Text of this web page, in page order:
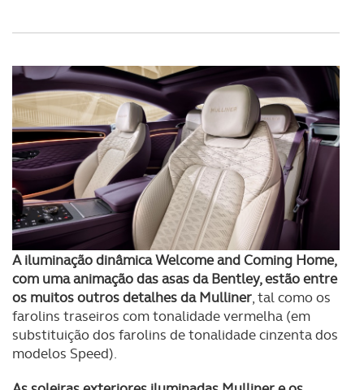
A iluminação dinâmica Welcome and Coming Home,
com uma animação das asas da Bentley, estão entre
os muitos outros detalhes da Mulliner, tal como os
farolins traseiros com tonalidade vermelha (em
substituição dos farolins de tonalidade cinzenta dos
modelos Speed).